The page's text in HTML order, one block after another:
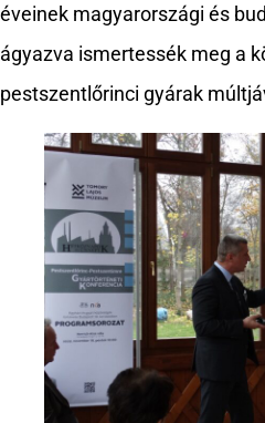
éveinek magyarországi és
ágyazva ismertessék meg a
pestszentlőrinci gyárak